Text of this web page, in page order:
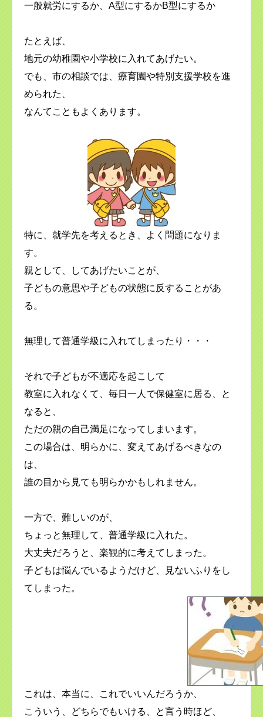
一般就労にするか、A型にするかB型にするか
たとえば、
地元の幼稚園や小学校に入れてあげたい。
でも、市の相談では、療育園や特別支援学校を進
められた、
なんてこともよくあります。
特に、就学先を考えるとき、よく問題になりま
す。
親として、してあげたいことが、
子どもの意思や子どもの状態に反することがあ
る。
無理して普通学級に入れてしまったり・・・
それで子どもが不適応を起こして
教室に入れなくて、毎日一人で保健室に居る、と
なると、
ただの親の自己満足になってしまいます。
この場合は、明らかに、変えてあげるべきなの
は、
誰の目から見ても明らかかもしれません。
一方で、難しいのが、
ちょっと無理して、普通学級に入れた。
大丈夫だろうと、楽観的に考えてしまった。
子どもは悩んでいるようだけど、見ないふりをし
てしまった。
これは、本当に、これでいいんだろうか、
こういう、どちらでもいける、と言う時ほど、